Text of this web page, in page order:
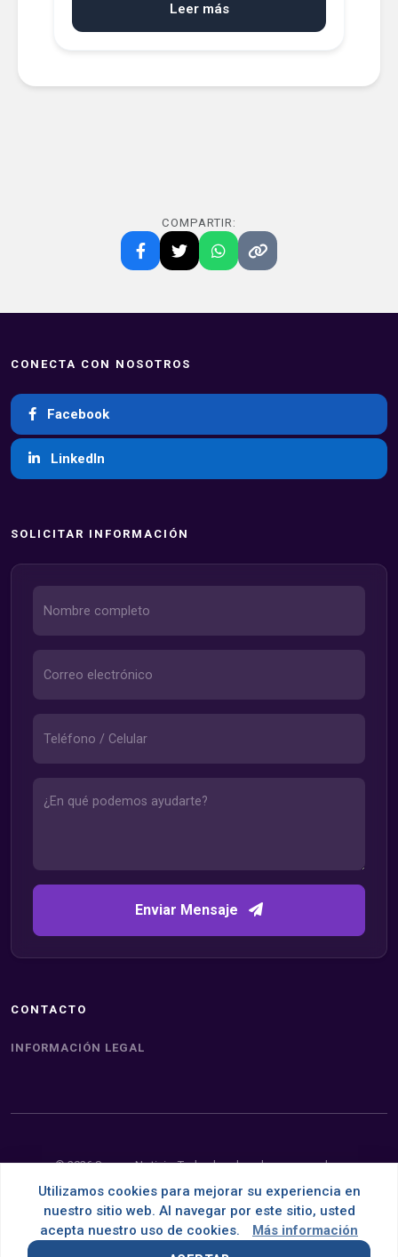
Leer más
COMPARTIR:
CONECTA CON NOSOTROS
Facebook
LinkedIn
SOLICITAR INFORMACIÓN
Enviar Mensaje
CONTACTO
INFORMACIÓN LEGAL
© 2026 Somos Noticia. Todos los derechos reservados.
Desarrollado con por OMNES
Utilizamos cookies para mejorar su experiencia en
nuestro sitio web. Al navegar por este sitio, usted
acepta nuestro uso de cookies.
Más información